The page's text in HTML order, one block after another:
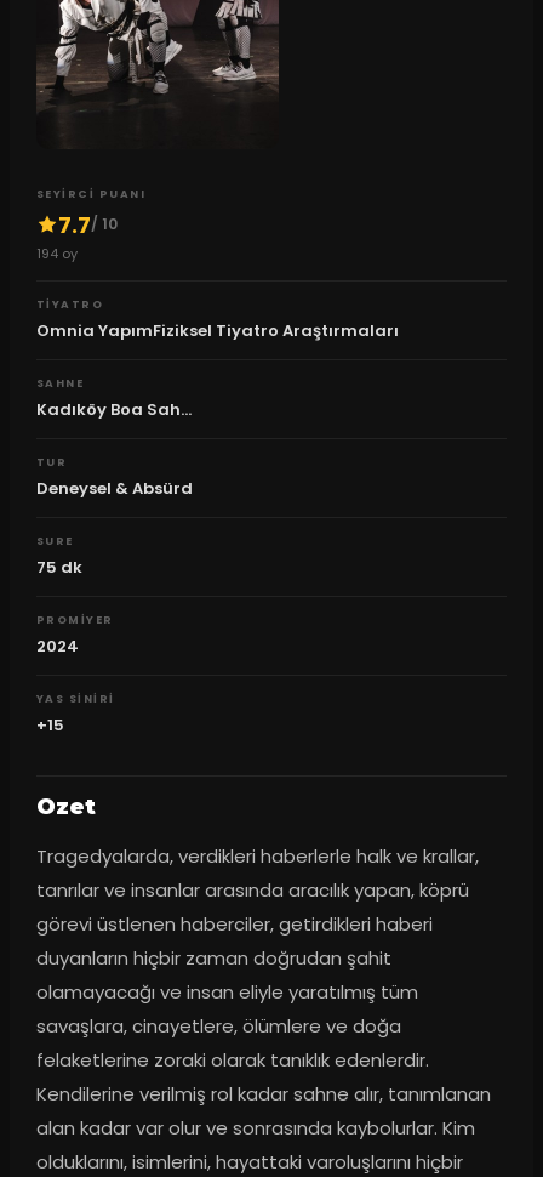
SEYIRCI PUANI
7.7/ 10
194oy
TIYATRO
Omnia YapımFiziksel Tiyatro Araştırmaları
SAHNE
Kadıköy Boa Sah...
TUR
Deneysel & Absürd
SURE
75 dk
PROMIYER
2024
YAS SINIRI
+15
Ozet
Tragedyalarda, verdikleri haberlerle halk ve krallar,
tanrılar ve insanlar arasında aracılık yapan, köprü
görevi üstlenen haberciler, getirdikleri haberi
duyanların hiçbir zaman doğrudan şahit
olamayacağı ve insan eliyle yaratılmış tüm
savaşlara, cinayetlere, ölümlere ve doğa
felaketlerine zoraki olarak tanıklık edenlerdir.
Kendilerine verilmiş rol kadar sahne alır, tanımlanan
alan kadar var olur ve sonrasında kaybolurlar. Kim
olduklarını, isimlerini, hayattaki varoluşlarını hiçbir